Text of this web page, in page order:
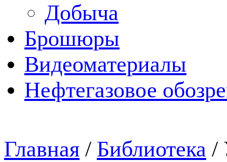
Добыча
Брошюры
Видеоматериалы
Нефтегазовое
Главная / Библиотека /